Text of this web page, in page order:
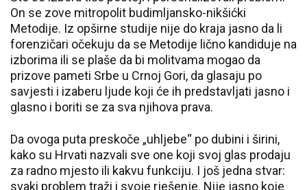
On se zove mitropolit budimljansko-nikšićki
Metodije. Iz opširne studije nije do kraja jasno da li
forenzičari očekuju da se Metodije lično kandiduje na
izborima ili se plaše da bi molitvama mogao da
prizove pameti Srbe u Crnoj Gori, da glasaju po
savjesti i izaberu ljude koji će ih predstavljati jasno i
glasno i boriti se za sva njihova prava.
Da ovoga puta preskoče „uhljebe“ po dubini i širini,
kako su Hrvati nazvali sve one koji svoj glas prodaju
za radno mjesto ili kakvu funkciju. I još jedna stvar:
svaki problem traži i svoje rješenje. Nije jasno koje